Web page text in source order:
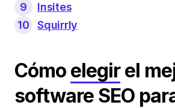
9
Insites
10
Squirrly
Cómo elegirel
software SEO